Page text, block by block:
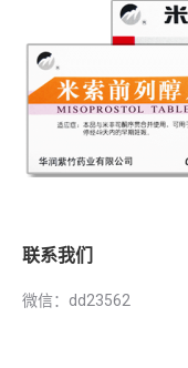
联系我们
微信：dd23562